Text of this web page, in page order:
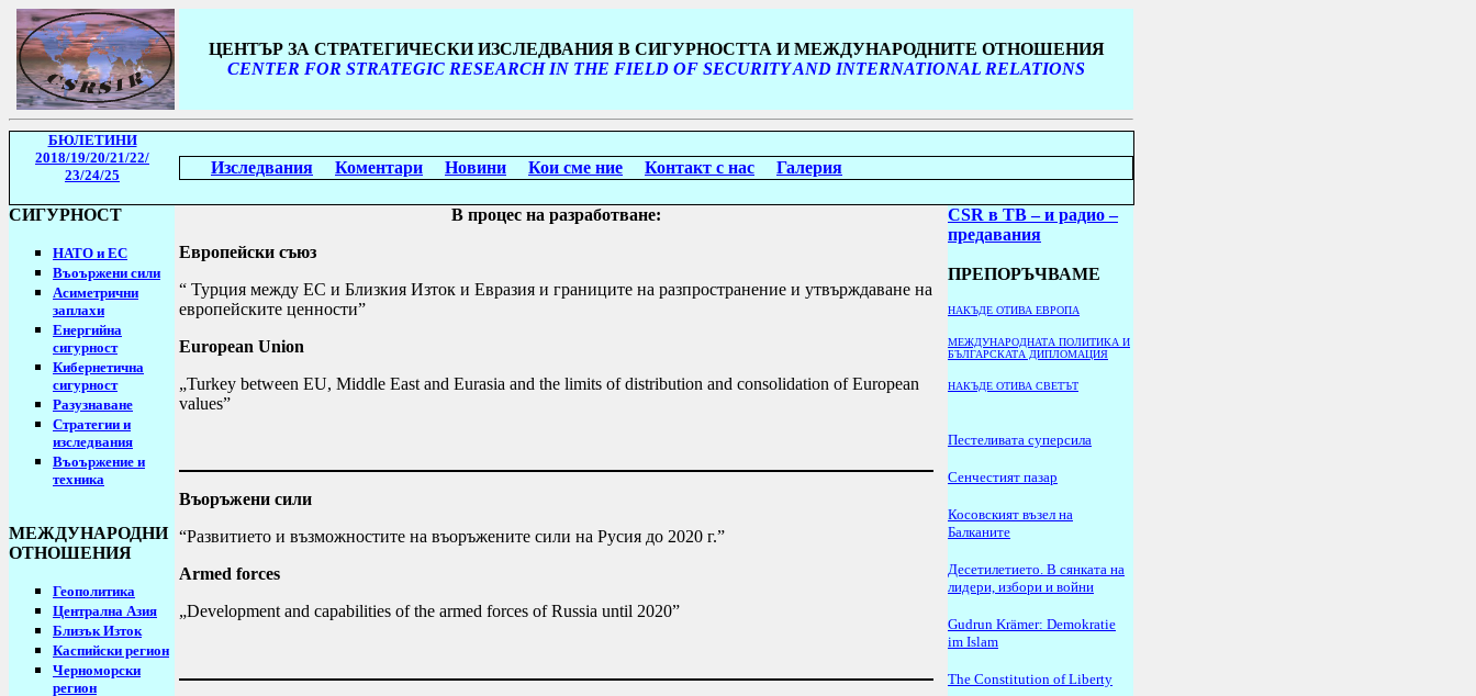
ЦЕНТЪР ЗА СТРАТЕГИЧЕСКИ ИЗСЛЕДВАНИЯ В СИГУРНОСТТА И МЕЖДУНАРОДНИТЕ ОТНОШЕНИЯ
CENTER FOR STRATEGIC RESEARCH IN THE FIELD OF SECURITY AND INTERNATIONAL RELATIONS
БЮЛЕТИНИ
2018/19/20/21/22/
23/24/25
Изследвания Коментари Новини Кои сме ние Контакт с нас Галерия
СИГУРНОСТ
НАТО и ЕС
Въоържени сили
Асиметрични
заплахи
Енергийна
сигурност
Кибернетична
сигурност
Разузнаване
Стратегии и
изследвания
Въоържение и
техника
МЕЖДУНАРОДНИ
ОТНОШЕНИЯ
Геополитика
Централна Азия
Близък Изток
Каспийски регион
Черноморски
регион
В процес на разработване:
Европейски съюз
“ Турция между ЕС и Близкия Изток и Евразия и границите на разпространение и утвърждаване на
европейските ценности”
European Union
„Turkey between EU, Middle East and Eurasia and the limits of distribution and consolidation of European
values”
Въоръжени сили
“Развитието и възможностите на въоръжените сили на Русия до 2020 г.”
Armed forces
„Development and capabilities of the armed forces of Russia until 2020”
CSR в ТВ – и радио –
предавания
ПРЕПОРЪЧВАМЕ
НАКЪДЕ ОТИВА ЕВРОПА
МЕЖДУНАРОДНАТА ПОЛИТИКА И
БЪЛГАРСКАТА ДИПЛОМАЦИЯ
НАКЪДЕ ОТИВА СВЕТЪТ
Пестеливата суперсила
Сенчестият пазар
Косовският възел на
Балканите
Десетилетието. В сянката на
лидери, избори и войни
Gudrun Krämer: Demokratie
im Islam
The Constitution of Liberty